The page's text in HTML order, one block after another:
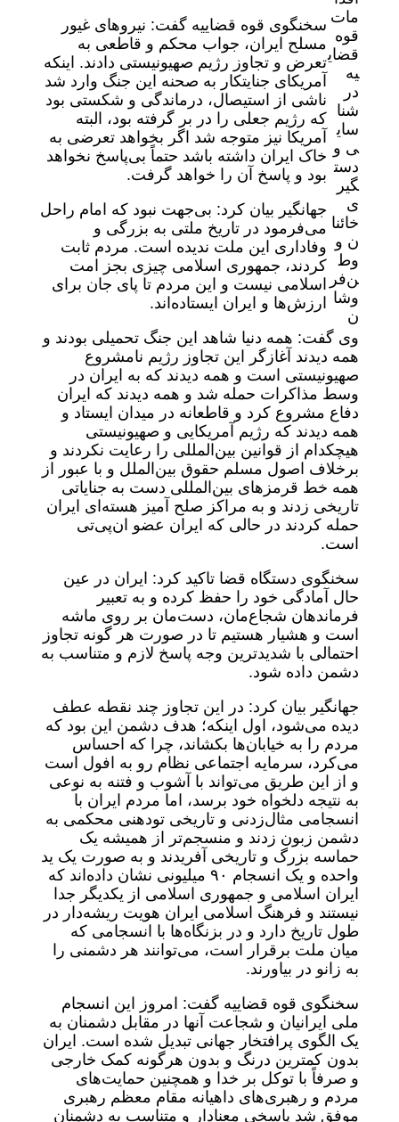
سخنگوی قوه قضاییه گفت: نیرو‌های غیور
مسلح ایران، جواب محکم و قاطعی به
تعرض و تجاوز رژیم صهیونیستی دادند. اینکه
آمریکای جنایتکار به صحنه این جنگ وارد شد
ناشی از استیصال، درماندگی و شکستی بود
که رژیم جعلی را در بر گرفته بود، البته
آمریکا نیز متوجه شد اگر بخواهد تعرضی به
خاک ایران داشته باشد حتماً بی‌پاسخ نخواهد
بود و پاسخ آن را خواهد گرفت.
جهانگیر بیان کرد: بی‌جهت نبود که امام راحل
می‌فرمود در تاریخ ملتی به بزرگی و
وفاداری این ملت ندیده است. مردم ثابت
کردند، جمهوری اسلامی چیزی بجز امت
اسلامی نیست و این مردم تا پای جان برای
ارزش‌ها و ایران ایستاده‌اند.
وی گفت: همه دنیا شاهد این جنگ تحمیلی بودند و
همه دیدند آغازگر این تجاوز رژیم نامشروع
صهیونیستی است و همه دیدند که به ایران در
وسط مذاکرات حمله شد و همه دیدند که ایران
دفاع مشروع کرد و قاطعانه در میدان ایستاد و
همه دیدند که رژیم آمریکایی و صهیونیستی
هیچکدام از قوانین بین‌المللی را رعایت نکردند و
برخلاف اصول مسلم حقوق بین‌الملل و با عبور از
همه خط قرمز‌های بین‌المللی دست به جنایاتی
تاریخی زدند و به مراکز صلح آمیز هسته‌ای ایران
حمله کردند در حالی که ایران عضو ان‌پی‌تی
است.
سخنگوی دستگاه قضا تاکید کرد: ایران در عین
حال آمادگی خود را حفظ کرده و به تعبیر
فرماندهان شجاع‌مان، دست‌مان بر روی ماشه
است و هشیار هستیم تا در صورت هر گونه تجاوز
احتمالی با شدیدترین وجه پاسخ لازم و متناسب به
دشمن داده شود.
جهانگیر بیان کرد: در این تجاوز چند نقطه عطف
دیده می‌شود، اول اینکه؛ هدف دشمن این بود که
مردم را به خیابان‌ها بکشاند، چرا که احساس
می‌کرد، سرمایه اجتماعی نظام رو به افول است
و از این طریق می‌تواند با آشوب و فتنه به نوعی
به نتیجه دلخواه خود برسد، اما مردم ایران با
انسجامی مثال‌زدنی و تاریخی تودهنی محکمی به
دشمن زبون زدند و منسجم‌تر از همیشه یک
حماسه بزرگ و تاریخی آفریدند و به صورت یک ید
واحده و یک انسجام ۹۰ میلیونی نشان داده‌اند که
ایران اسلامی و جمهوری اسلامی از یکدیگر جدا
نیستند و فرهنگ اسلامی ایران هویت ریشه‌دار در
طول تاریخ دارد و در بزنگاه‌ها با انسجامی که
میان ملت برقرار است، می‌توانند هر دشمنی را
به زانو در بیاورند.
سخنگوی قوه قضاییه گفت: امروز این انسجام
ملی ایرانیان و شجاعت آنها در مقابل دشمنان به
یک الگوی پرافتخار جهانی تبدیل شده است. ایران
بدون کمترین درنگ و بدون هرگونه کمک خارجی
و صرفاً با توکل بر خدا و همچنین حمایت‌های
مردم و رهبری‌های داهیانه مقام معظم رهبری
موفق شد پاسخی معنادار و متناسب به دشمنان